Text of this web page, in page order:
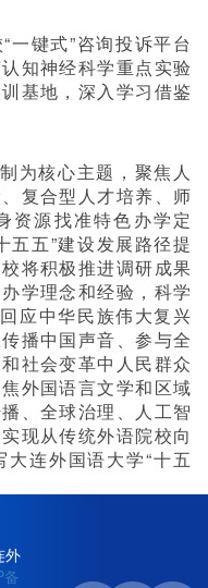
一键式”咨询投诉平台
知神经科学重点实验
基地，深入学习借鉴
为核心主题，聚焦人
复合型人才培养、师
资源找准特色办学定
五五”建设发展路径提
将积极推进调研成果
学理念和经验，科学
应中华民族伟大复兴
播中国声音、参与全
社会变革中人民群众
外国语言文学和区域
、全球治理、人工智
现从传统外语院校向
连外国语大学“十五
外
备